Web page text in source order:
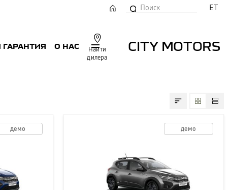
Найти
дилера
CITY MOTORS
ГАРАНТИЯ О НАС
ET
демо демо